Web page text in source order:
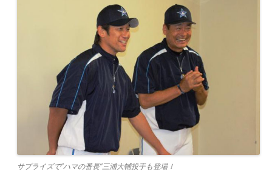
サプライズで”ハマの番長”三浦大輔投手も登場！